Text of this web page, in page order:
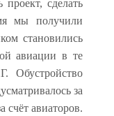
проект, сделать
мы получили
становились
авиации в те
Обустройство
за
счёт авиаторов.